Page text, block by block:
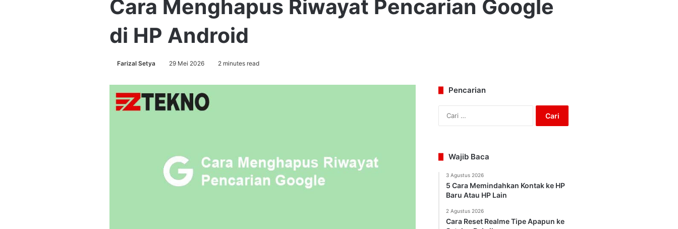
Cara Menghapus Riwayat Pencarian Google
di HP Android
Farizal Setya 29 Mei 2026 2 minutes read
Pencarian
untuk:
Wajib Baca
3 Agustus 2026
5 Cara Memindahkan Kontak ke HP
Baru Atau HP Lain
2 Agustus 2026
Cara Reset Realme Tipe Apapun ke